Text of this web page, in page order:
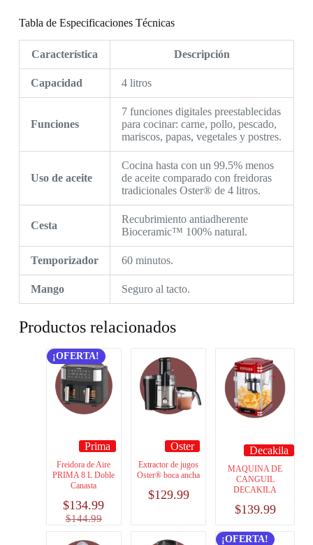
Tabla de Especificaciones Técnicas
Característica Descripción
Capacidad 4 litros
Funciones
7 funciones digitales preestablecidas
para cocinar: carne, pollo, pescado,
mariscos, papas, vegetales y postres.
Uso de aceite
Cocina hasta con un 99.5% menos
de aceite comparado con freidoras
tradicionales Oster® de 4 litros.
Cesta
Recubrimiento antiadherente
Bioceramic™ 100% natural.
Temporizador 60 minutos.
Mango Seguro al tacto.
Productos relacionados
¡OFERTA!
Prima
Freidora de Aire
PRIMA 8 L Doble
Canasta
$144.99
$134.99
Oster
Extractor de jugos
Oster® boca ancha
$129.99
Decakila
MAQUINA DE
CANGUIL
DECAKILA
$139.99
¡OFERTA!